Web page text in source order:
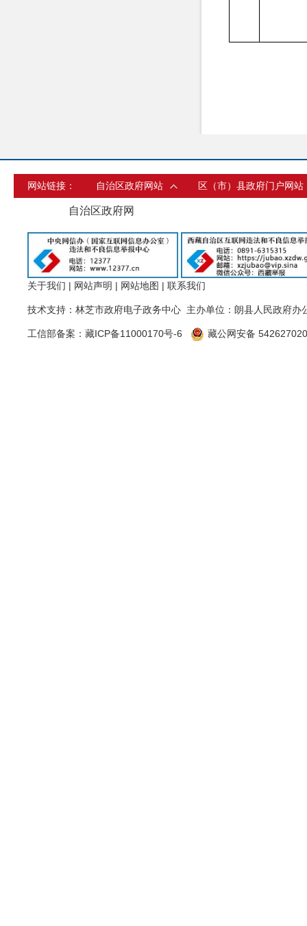
网站链接： 自治区政府网站 区（市）县政府门户网站
自治区政府网
关于我们 | 网站声明 | 网站地图 | 联系我们
技术支持：林芝市政府电子政务中心 主办单位：朗县人民政府办
工信部备案： 藏ICP备11000170号-6 藏公网安备